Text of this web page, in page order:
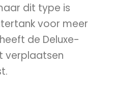
dit type is
voor meer
de Deluxe-
verplaatsen